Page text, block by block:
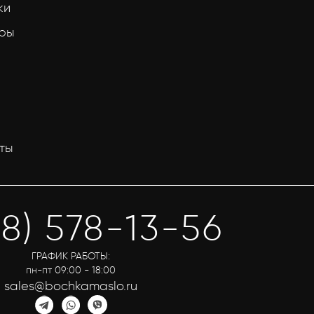
578-13-56
ГРАФИК РАБОТЫ:
пн-пт 09:00 - 18:00
sales@bochkamaslo.ru